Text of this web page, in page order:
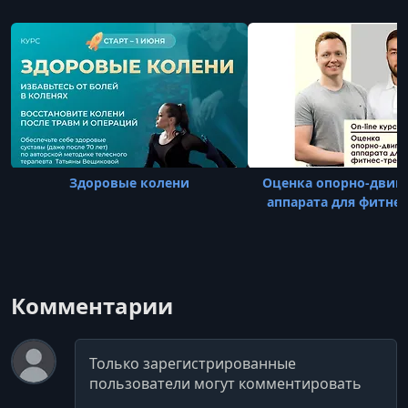
Здоровые колени
Оценка опорно-
аппарата для
Комментарии
Комментарий